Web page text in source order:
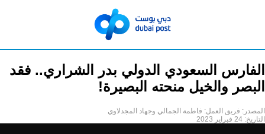
الفارس السعودي الدولي بدر الشراري.. فقد
البصر والخيل منحته البصيرة!
المصدر: فريق العمل: فاطمة الجمالي وجهاد المجدلاوي
التاريخ: 24 فبراير 2023